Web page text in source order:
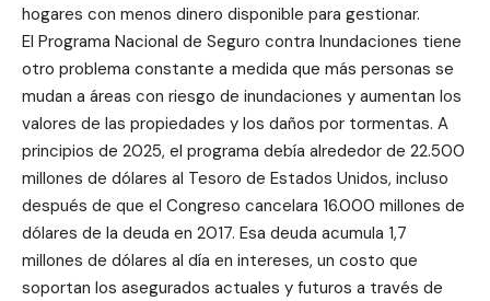
hogares con menos dinero disponible para gestionar.
El Programa Nacional de Seguro contra Inundaciones tiene
otro problema constante a medida que más personas se
mudan a áreas con riesgo de inundaciones y aumentan los
valores de las propiedades y los daños por tormentas. A
principios de 2025, el programa debía alrededor de 22.500
millones de dólares al Tesoro de Estados Unidos, incluso
después de que el Congreso cancelara 16.000 millones de
dólares de la deuda en 2017. Esa deuda acumula 1,7
millones de dólares al día en intereses, un costo que
soportan los asegurados actuales y futuros a través de